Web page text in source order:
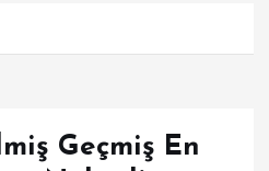
Geçmiş En